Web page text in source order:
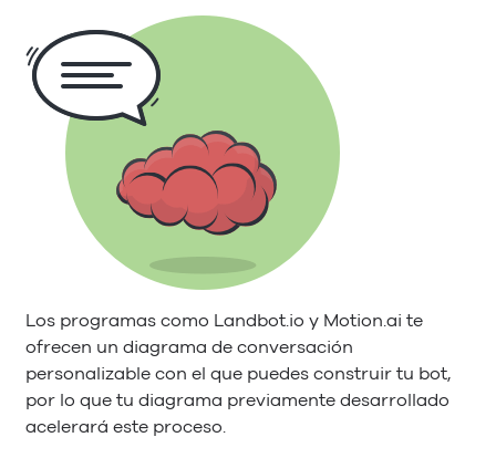
Los programas como Landbot.io y Motion.ai te
ofrecen un diagrama de conversación
personalizable con el que puedes construir tu bot,
por lo que tu diagrama previamente desarrollado
acelerará este proceso.